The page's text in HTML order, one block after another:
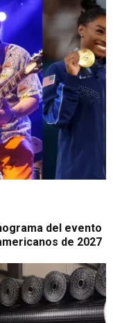
del evento
de 2027